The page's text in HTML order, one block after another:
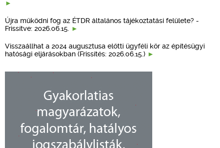
Újra működni fog az ÉTDR általános tájékoztatási felülete? -
Frissítve: 2026.06.15.
Visszaállhat a 2024 augusztusa előtti ügyféli kör az építésügyi
hatósági eljárásokban (Frissítés: 2026.06.15.)